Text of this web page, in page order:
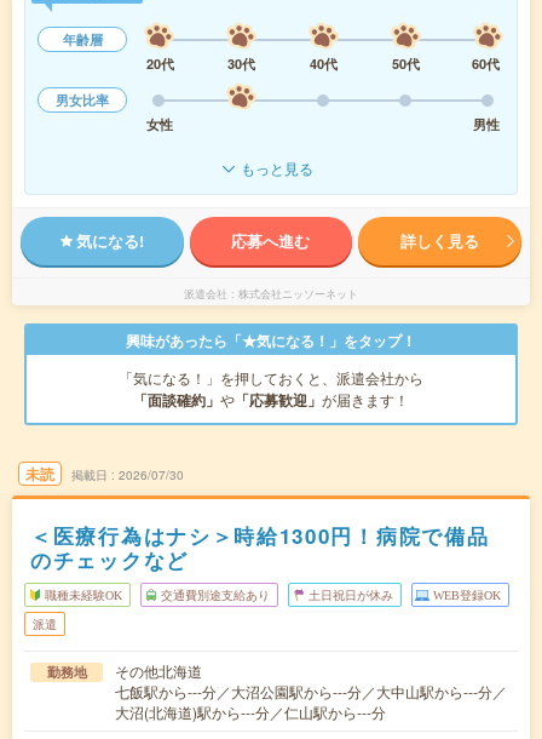
年齢層
20代
30代 40代 50代
60代
男女比率
女性
男性
もっと見る
気になる! 応募へ進む 詳しく見る
派遣会社 株式会社ニッソーネット
興味があったら「★気になる！」をタップ！
「気になる！」を押しておくと、派遣会社から
「面談確約」 や 「応募歓迎」 が届きます！
未読 掲載日 2026/07/30
＜医療行為はナシ＞時給1300円！病院で備品
のチェックなど
職種未経験OK 交通費別途支給あり 土日祝日が休み WEB登録OK
派遣
勤務地
その他北海道
七飯駅から---分／大沼公園駅から---分／大中山駅から---分／
大沼(北海道)駅から---分／仁山駅から---分